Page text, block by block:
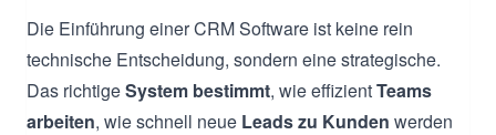
Die Einführung einer CRM Software ist keine rein
technische Entscheidung, sondern eine strategische.
Das richtigeSystem bestimmt, wie effizientTeams
arbeiten, wie schnell neue Leads zu Kunden werden